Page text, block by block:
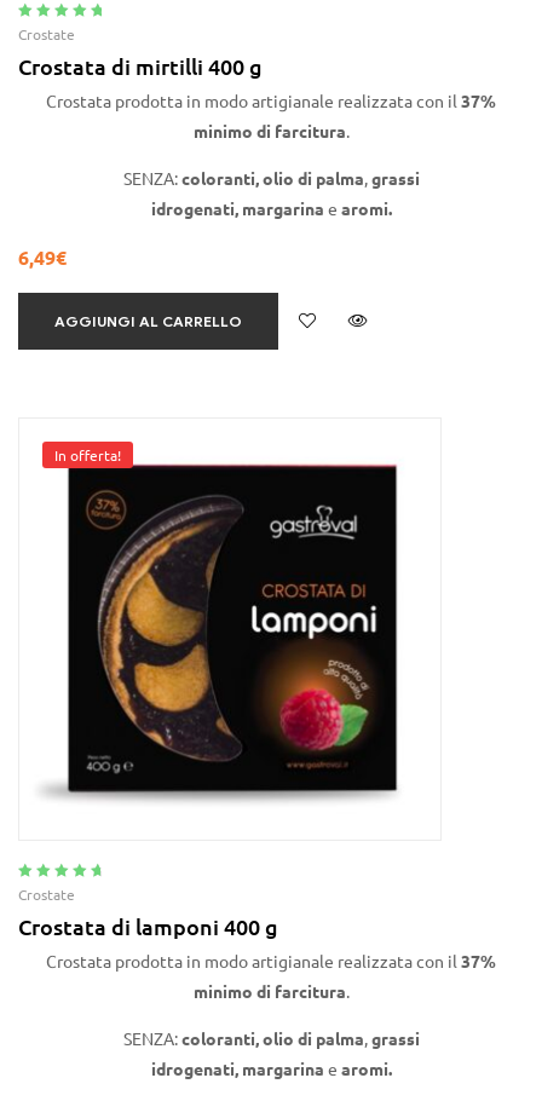
Valutato5.00
Crostate
Crostata di mirtilli 400 g
Crostata prodotta in modo artigianale realizzata con il 37%
minimo di farcitura.
SENZA:coloranti,olio di palma,grassi
idrogenati, margarina e aromi.
6,49€
AGGIUNGI AL CARRELLO
In offerta!
Valutato4.92
Crostate
Crostata di lamponi 400 g
Crostata prodotta in modo artigianale realizzata con il 37%
minimo di farcitura.
SENZA:coloranti,olio di palma,grassi
idrogenati, margarina e aromi.